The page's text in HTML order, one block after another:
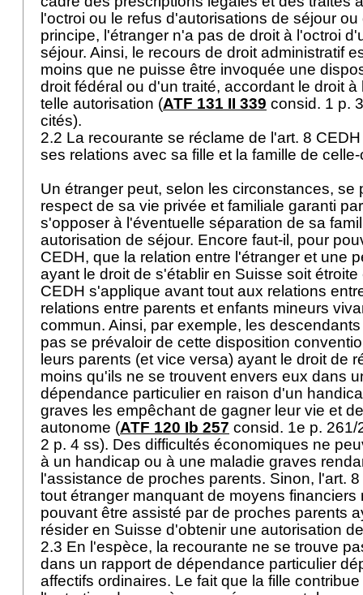
l'octroi ou le refus d'autorisations de séjour
principe, l'étranger n'a pas de droit à l'octroi
séjour. Ainsi, le recours de droit administratif
moins que ne puisse être invoquée une
droit fédéral ou d'un traité, accordant le droit
telle autorisation (ATF 131 II 339 consid. 1 p.
cités).
2.2 La recourante se réclame de l'art. 8 CEDH
ses relations avec sa fille et la famille de
Un étranger peut, selon les circonstances, se
respect de sa vie privée et familiale garanti
s'opposer à l'éventuelle séparation de sa
autorisation de séjour. Encore faut-il, pour
CEDH, que la relation entre l'étranger et une
ayant le droit de s'établir en Suisse soit étroite
CEDH s'applique avant tout aux relations
relations entre parents et enfants mineurs
commun. Ainsi, par exemple, les
pas se prévaloir de cette disposition
leurs parents (et vice versa) ayant le droit de
moins qu'ils ne se trouvent envers eux dans
dépendance particulier en raison d'un
graves les empêchant de gagner leur vie et
autonome (ATF 120 Ib 257 consid. 1e p.
2 p. 4 ss). Des difficultés économiques ne
à un handicap ou à une maladie graves
l'assistance de proches parents. Sinon, l'art.
tout étranger manquant de moyens financiers
pouvant être assisté par de proches parents
résider en Suisse d'obtenir une autorisation
2.3 En l'espèce, la recourante ne se trouve
dans un rapport de dépendance particulier
affectifs ordinaires. Le fait que la fille